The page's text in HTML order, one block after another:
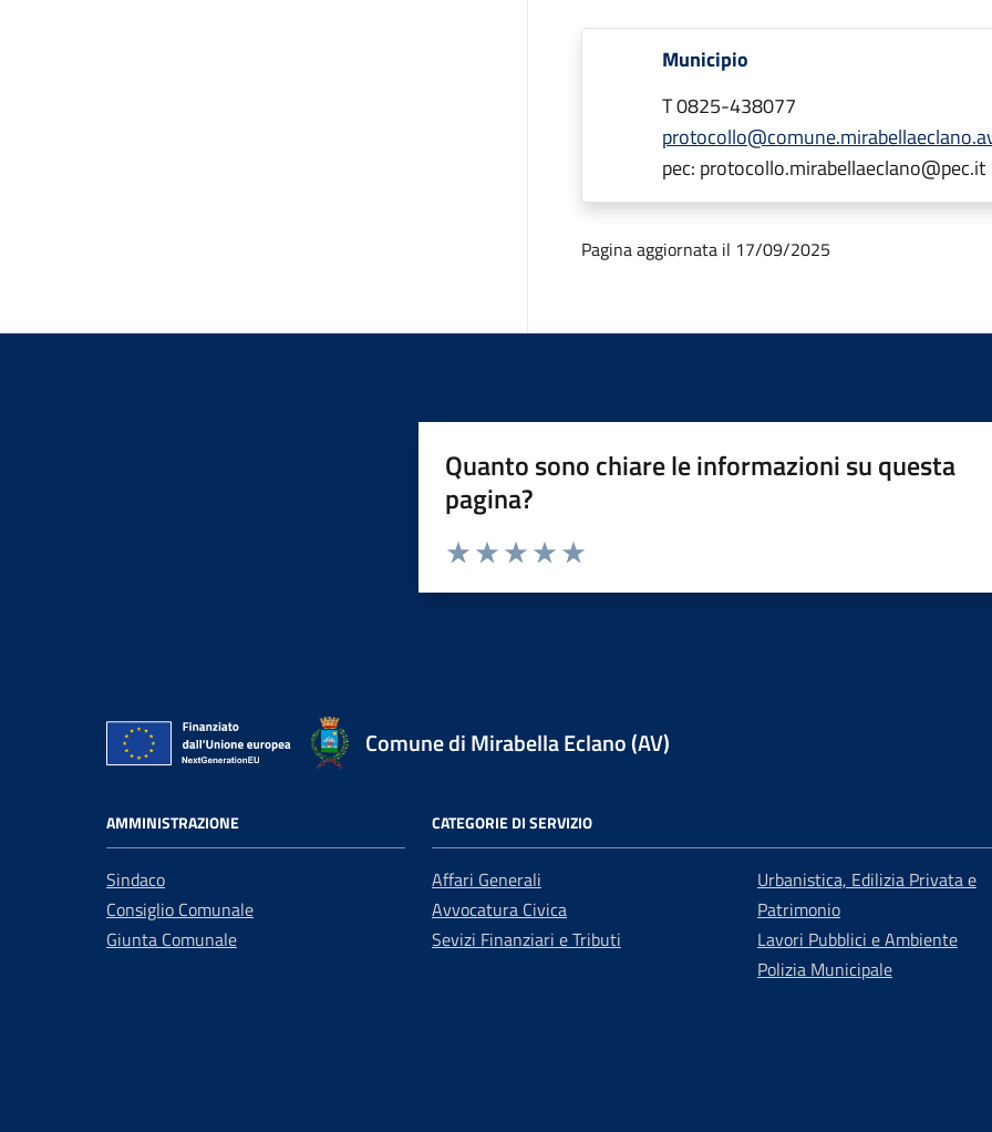
Municipio
T 0825-438077
pec: protocollo.mirabellaeclano@pec.it
Pagina aggiornata il 17/09/2025
Quanto sono chiare le informazioni su questa
pagina?
Comune di Mirabella Eclano (AV)
AMMINISTRAZIONE
Sindaco
Consiglio Comunale
Giunta Comunale
CATEGORIE DI SERVIZIO
Affari Generali
Avvocatura Civica
Sevizi Finanziari e Tributi
Urbanistica, Edilizia Privata e
Patrimonio
Lavori Pubblici e Ambiente
Polizia Municipale